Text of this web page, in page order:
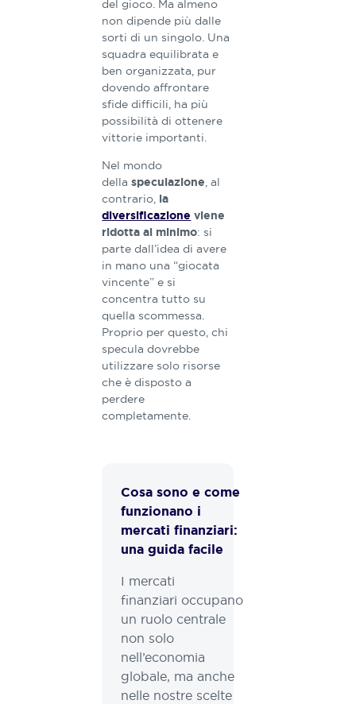
del gioco. Ma almeno
non dipende più dalle
sorti di un singolo. Una
squadra equilibrata e
ben organizzata, pur
dovendo affrontare
sfide difficili, ha più
possibilità di ottenere
vittorie importanti.
Nel mondo
della speculazione , al
contrario, la
diversificazione viene
ridotta al minimo: si
parte dall’idea di avere
in mano una “giocata
vincente” e si
concentra tutto su
quella scommessa.
Proprio per questo, chi
specula dovrebbe
utilizzare solo risorse
che è disposto a
perdere
completamente.
Cosa sono e come
funzionano i
mercati finanziari:
una guida facile
I mercati
finanziari occupano
un ruolo centrale
non solo
nell’economia
globale, ma anche
nelle nostre scelte